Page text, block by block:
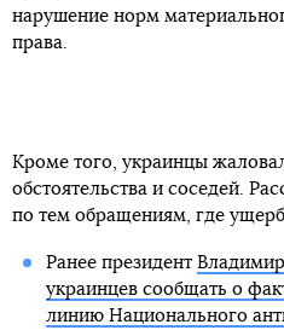
нарушение норм
права.
Кроме того, украинцы
обстоятельства и соседей.
по тем обращениям, где
Ранее президент
украинцев сообщать о
линию Национального